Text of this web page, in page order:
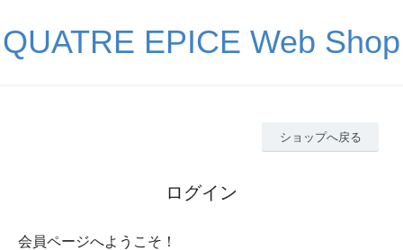
QUATRE EPICE Web Shop
ショップへ戻る
ログイン
会員ページへようこそ！